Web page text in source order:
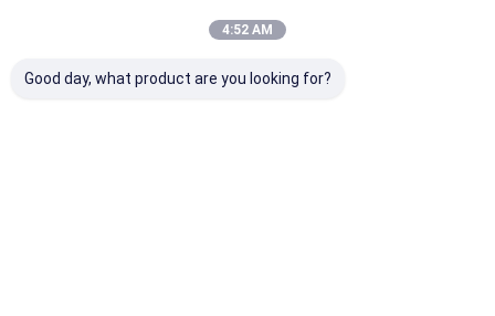
Kantong Poly Printed
Polybag plastik
4:52 AM
Good day, what product are you looking for?